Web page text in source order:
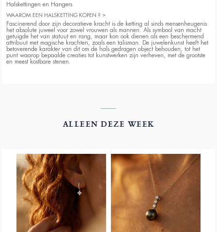
Halskettingen en Hangers
WAAROM EEN HALSKETTING KOPEN ?
Fascinerend door zijn decoratieve kracht is de ketting al sinds mensenheugenis
het absolute juweel voor zowel vrouwen als mannen. Als symbool van macht
getuigde het van statuut en rang, maar kon ook dienen als een beschermend
attribuut met magische krachten, zoals een talisman. De juwelenkunst heeft het
betoverende karakter van dit om de hals gedragen object behouden, tot het
punt waarop bepaalde creaties tot kunstwerken zijn verheven, met de grootste
en meest kostbare stenen.
keuze die Edenly u biedt via haar zoekfilter. U vindt zowel kettingen als
hangers (d.w.z. een hangertje dat zonder ketting wordt verkocht). Voor de
aankoop van een ketting kunt u naast de aankoop van een hanger ook de
grootte van de ketting kiezen.
Als u van setjes houdt en er de voorkeur aan geeft, kies dan uit onze
verschillende collecties, die een keuze bieden uit ringen, oorbellen en/of
armbanden. U profiteert dus van ons aanbod van 20% korting op het tweede
juweel.
Tot slot willen wij u erop wijzen dat de meeste van onze sieraden verkrijgbaar
zijn in 9 karaat en 18 karaat goud om u een ruimere keuze aan prijzen te
ALLEEN DEZE WEEK